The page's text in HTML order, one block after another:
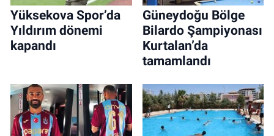
Yüksekova Spor’da
Yıldırım dönemi
kapandı
Güneydoğu Bölge
Bilardo Şampiyonası
Kurtalan’da
tamamlandı